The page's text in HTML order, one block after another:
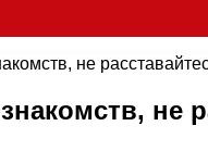
не
не